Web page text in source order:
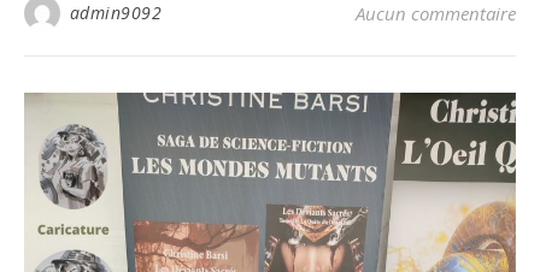
admin9092 Aucun commentaire